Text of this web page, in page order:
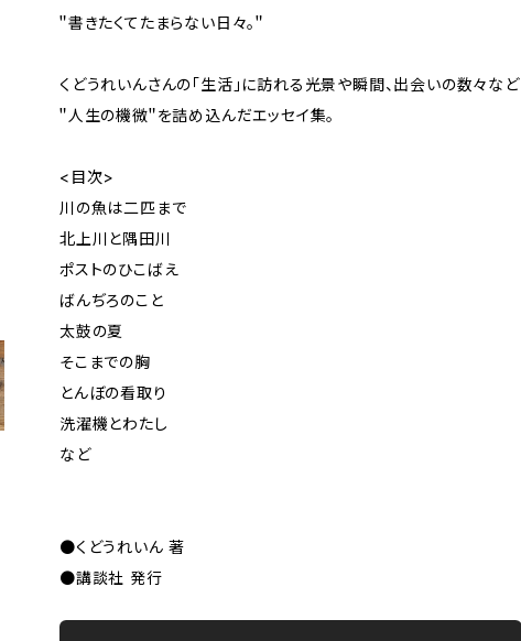
＂書きたくてたまらない日々。＂
くどうれいんさんの「生活」に訪れる光景や瞬間、出会いの数々など
＂人生の機微＂を詰め込んだエッセイ集。
<目次>
川の魚は二匹まで
北上川と隅田川
ポストのひこばえ
ばんぢろのこと
太鼓の夏
そこまでの胸
とんぼの看取り
洗濯機とわたし
など
●くどうれいん 著
●講談社 発行